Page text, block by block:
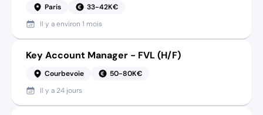
Paris
33-42K€
Il y aenviron 1 mois
Key Account Manager - FVL (H/F)
Courbevoie
50-80K€
Il y a 24 jours